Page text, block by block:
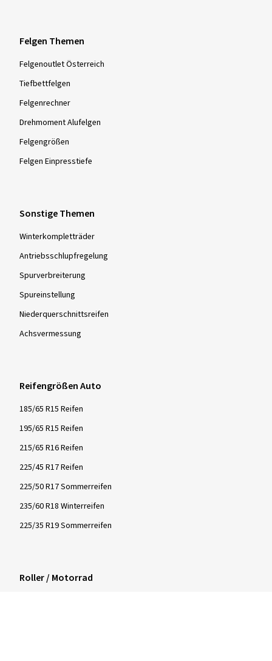
Felgen Themen
Felgenoutlet Österreich
Tiefbettfelgen
Felgenrechner
Drehmoment Alufelgen
Felgengrößen
Felgen Einpresstiefe
Sonstige Themen
Winterkompletträder
Antriebsschlupfregelung
Spurverbreiterung
Spureinstellung
Niederquerschnittsreifen
Achsvermessung
Reifengrößen Auto
185/65 R15 Reifen
195/65 R15 Reifen
215/65 R16 Reifen
225/45 R17 Reifen
225/50 R17 Sommerreifen
235/60 R18 Winterreifen
225/35 R19 Sommerreifen
Roller / Motorrad